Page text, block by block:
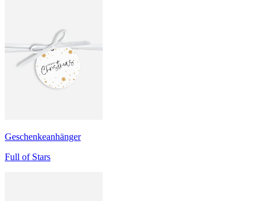
Geschenkeanhänger
Full of Stars